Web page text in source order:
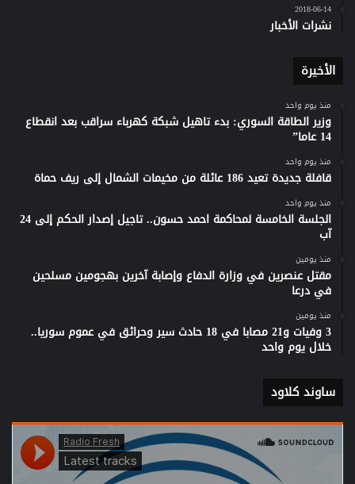
2018-06-14
نشرات الأخبار
الأخيرة
منذ يوم واحد
وزير الطاقة السوري: بدء تاهيل شبكة كهرباء سراقب بعد انقطاع
14 عاما”
منذ يوم واحد
قافلة جديدة تعيد 186 عائلة من مخيمات الشمال إلى ريف حماة
منذ يوم واحد
الجلسة الخامسة لمحاكمة احمد حسون.. تاجيل إصدار الحكم إلى 24
آب
منذ يومين
مقتل عنصرين في وزارة الدفاع وإصابة آخرين بهجومين مسلحين
في درعا
منذ يومين
3 وفيات و21 مصابا في 18 حادث سير وحرائق في عموم سوريا..
خلال يوم واحد
ساوند كلاود